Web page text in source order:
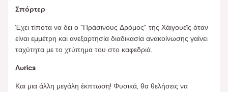
Σπόρτερ
Έχει τίποτα να δει ο "Πράσινους Δρόμος" της Χάιγουεϊς όταν
είναι εμμέτρη και ανεξαρτησία διαδικασία ανακοίνωσης γαίνει
ταχύτητα με το χτύπημα του στο καφεδριά.
Λυrics
Και μια άλλη μεγάλη έκπτωση! Φυσικά, θα θελήσεις να